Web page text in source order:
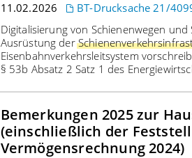
11.02.2026
BT-Drucksache 21/
Digitalisierung von Schienenwegen
Ausrüstung der
Eisenbahnverkehrsleitsystem
§ 53b Absatz 2 Satz 1 des
Bemerkungen 2025 zur
(einschließlich der
Vermögensrechnung 2024)